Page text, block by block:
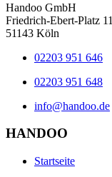
Handoo GmbH
Friedrich-Ebert-Platz 11
51143 Köln
02203 951 646
02203 951 648
info@handoo.de
HANDOO
Startseite